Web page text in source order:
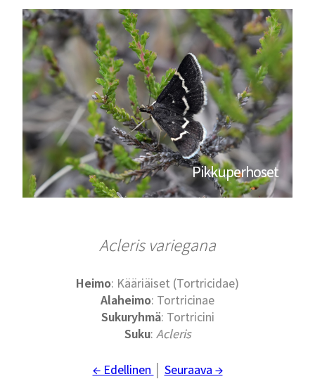
Pikkuperhoset
Acleris variegana
Heimo: Kääriäiset (Tortricidae)
Alaheimo: Tortricinae
Sukuryhmä: Tortricini
Suku: Acleris
← Edellinen Seuraava →